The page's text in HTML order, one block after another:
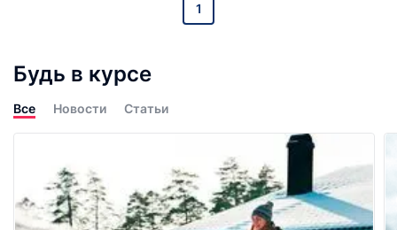
1
Будь в курсе
Все Новости Статьи